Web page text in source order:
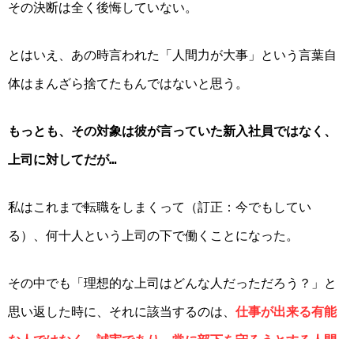
その決断は全く後悔していない。
とはいえ、あの時言われた「人間力が大事」という言葉自
体はまんざら捨てたもんではないと思う。
もっとも、その対象は彼が言っていた新入社員ではなく、
上司に対してだが…
私はこれまで転職をしまくって（訂正：今でもしてい
る）、何十人という上司の下で働くことになった。
その中でも「理想的な上司はどんな人だっただろう？」と
思い返した時に、それに該当するのは、 仕事が出来る有能